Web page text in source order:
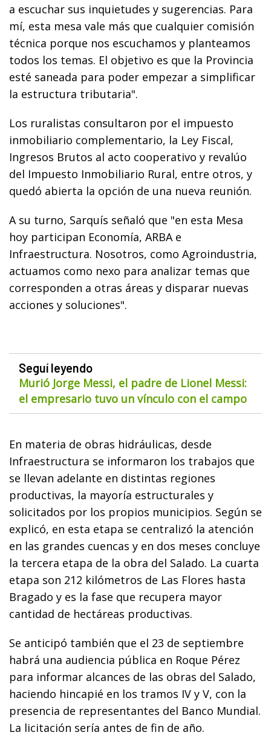
a escuchar sus inquietudes y sugerencias. Para
mí, esta mesa vale más que cualquier comisión
técnica porque nos escuchamos y planteamos
todos los temas. El objetivo es que la Provincia
esté saneada para poder empezar a simplificar
la estructura tributaria".
Los ruralistas consultaron por el impuesto
inmobiliario complementario, la Ley Fiscal,
Ingresos Brutos al acto cooperativo y revalúo
del Impuesto Inmobiliario Rural, entre otros, y
quedó abierta la opción de una nueva reunión.
A su turno, Sarquís señaló que "en esta Mesa
hoy participan Economía, ARBA e
Infraestructura. Nosotros, como Agroindustria,
actuamos como nexo para analizar temas que
corresponden a otras áreas y disparar nuevas
acciones y soluciones".
Seguí leyendo
Murió Jorge Messi, el padre de Lionel Messi:
el empresario tuvo un vínculo con el campo
En materia de obras hidráulicas, desde
Infraestructura se informaron los trabajos que
se llevan adelante en distintas regiones
productivas, la mayoría estructurales y
solicitados por los propios municipios. Según se
explicó, en esta etapa se centralizó la atención
en las grandes cuencas y en dos meses concluye
la tercera etapa de la obra del Salado. La cuarta
etapa son 212 kilómetros de Las Flores hasta
Bragado y es la fase que recupera mayor
cantidad de hectáreas productivas.
Se anticipó también que el 23 de septiembre
habrá una audiencia pública en Roque Pérez
para informar alcances de las obras del Salado,
haciendo hincapié en los tramos IV y V, con la
presencia de representantes del Banco Mundial.
La licitación sería antes de fin de año.